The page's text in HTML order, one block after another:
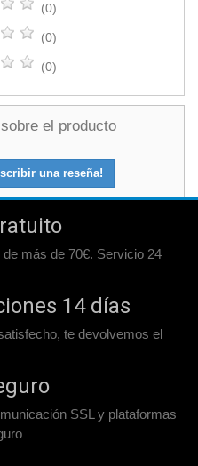
(0)
(0)
(0)
el producto
una reseña!
más de 70€. Servicio 24
14 días
te devolvemos el
SSL y plataformas